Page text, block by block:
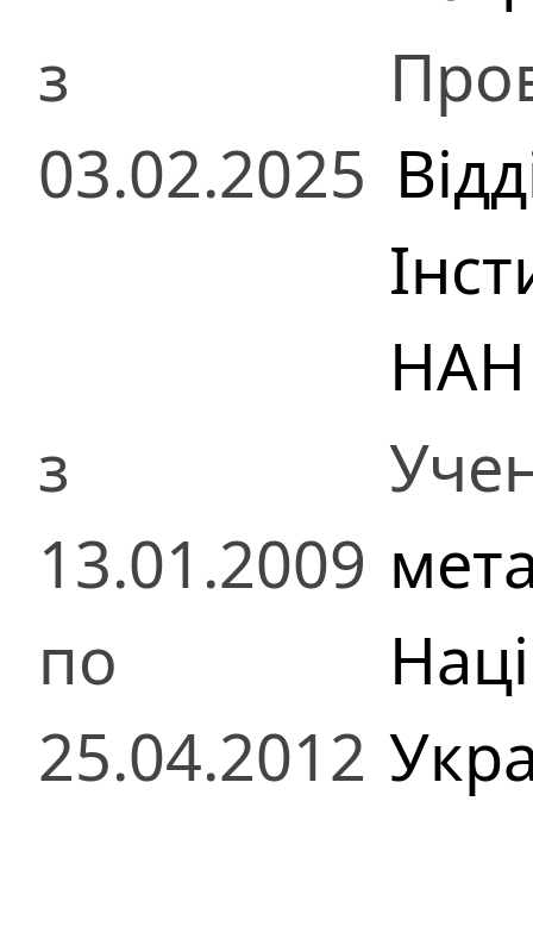
з
03.02.2025
НАН
з
13.01.2009
по
25.04.2012